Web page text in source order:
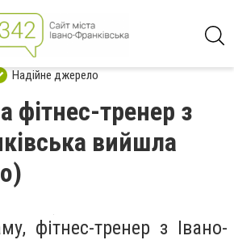
Надійне джерело
фітнес-тренер з
вийшла
фітнес-тренер з Івано-